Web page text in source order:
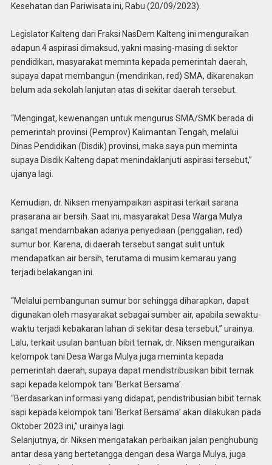
Kesehatan dan Pariwisata ini, Rabu (20/09/2023).
Legislator Kalteng dari Fraksi NasDem Kalteng ini menguraikan
adapun 4 aspirasi dimaksud, yakni masing-masing di sektor
pendidikan, masyarakat meminta kepada pemerintah daerah,
supaya dapat membangun (mendirikan, red) SMA, dikarenakan
belum ada sekolah lanjutan atas di sekitar daerah tersebut.
“Mengingat, kewenangan untuk mengurus SMA/SMK berada di
pemerintah provinsi (Pemprov) Kalimantan Tengah, melalui
Dinas Pendidikan (Disdik) provinsi, maka saya pun meminta
supaya Disdik Kalteng dapat menindaklanjuti aspirasi tersebut,”
ujanya lagi.
Kemudian, dr. Niksen menyampaikan aspirasi terkait sarana
prasarana air bersih. Saat ini, masyarakat Desa Warga Mulya
sangat mendambakan adanya penyediaan (penggalian, red)
sumur bor. Karena, di daerah tersebut sangat sulit untuk
mendapatkan air bersih, terutama di musim kemarau yang
terjadi belakangan ini.
“Melalui pembangunan sumur bor sehingga diharapkan, dapat
digunakan oleh masyarakat sebagai sumber air, apabila sewaktu-
waktu terjadi kebakaran lahan di sekitar desa tersebut,” urainya.
Lalu, terkait usulan bantuan bibit ternak, dr. Niksen menguraikan
kelompok tani Desa Warga Mulya juga meminta kepada
pemerintah daerah, supaya dapat mendistribusikan bibit ternak
sapi kepada kelompok tani ‘Berkat Bersama’.
“Berdasarkan informasi yang didapat, pendistribusian bibit ternak
sapi kepada kelompok tani ‘Berkat Bersama’ akan dilakukan pada
Oktober 2023 ini,” urainya lagi.
Selanjutnya, dr. Niksen mengatakan perbaikan jalan penghubung
antar desa yang bertetangga dengan desa Warga Mulya, juga